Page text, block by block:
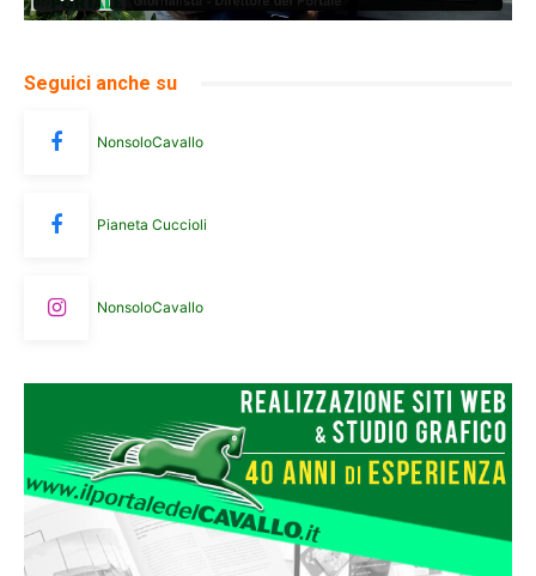
Seguici anche su
NonsoloCavallo
Pianeta Cuccioli
NonsoloCavallo